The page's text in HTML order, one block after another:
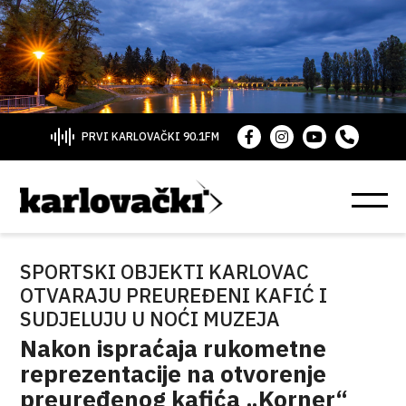
PRVI KARLOVAČKI 90.1FM
SPORTSKI OBJEKTI KARLOVAC
OTVARAJU PREUREĐENI KAFIĆ I
SUDJELUJU U NOĆI MUZEJA
Nakon ispraćaja rukometne
reprezentacije na otvorenje
preuređenog kafića „Korner“